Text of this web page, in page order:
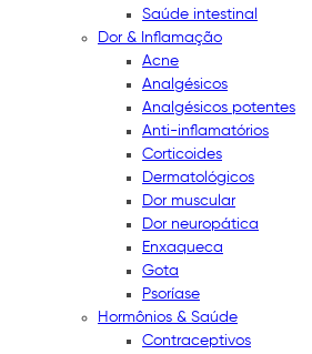
Saúde intestinal
Dor & Inflamação
Acne
Analgésicos
Analgésicos potentes
Anti-inflamatórios
Corticoides
Dermatológicos
Dor muscular
Dor neuropática
Enxaqueca
Gota
Psoríase
Hormônios & Saúde
Contraceptivos